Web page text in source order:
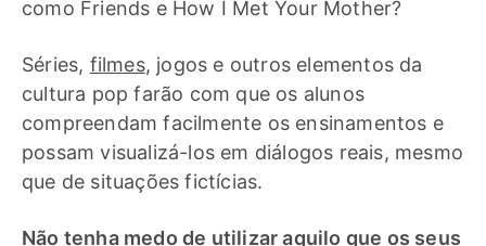
como Friends e How I Met Your Mother?
Séries, filmes, jogos e outros elementos da
cultura pop farão com que os alunos
compreendam facilmente os ensinamentos e
possam visualizá-los em diálogos reais, mesmo
que de situações fictícias.
Não tenha medo de utilizar aquilo que os seus